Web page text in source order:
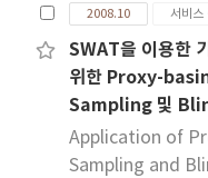
2008.10 서비스
SWAT을 이용한
위한 Proxy-
Sampling 및
Application of
Sampling and